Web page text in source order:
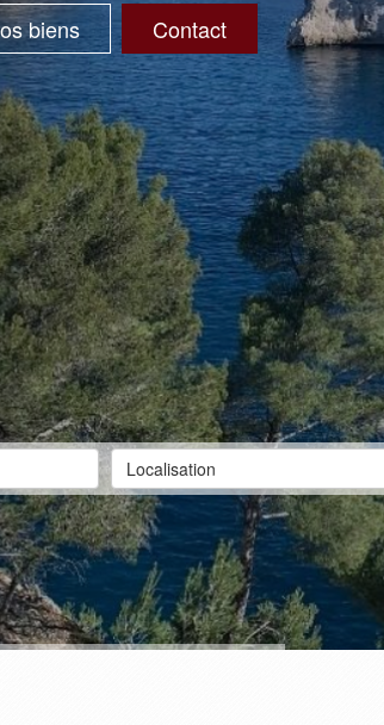
Localisation
biens Contact